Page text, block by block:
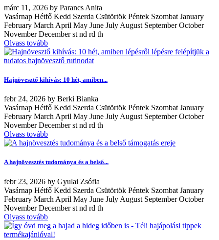
márc 11, 2026 by Parancs Anita
Vasárnap Hétfő Kedd Szerda Csütörtök Péntek Szombat January
February March April May June July August September October
November December st nd rd th
Olvass tovább
Hajnövesztő kihívás: 10 hét, amiben...
febr 24, 2026 by Berki Bianka
Vasárnap Hétfő Kedd Szerda Csütörtök Péntek Szombat January
February March April May June July August September October
November December st nd rd th
Olvass tovább
A hajnövesztés tudománya és a belső...
febr 23, 2026 by Gyulai Zsófia
Vasárnap Hétfő Kedd Szerda Csütörtök Péntek Szombat January
February March April May June July August September October
November December st nd rd th
Olvass tovább